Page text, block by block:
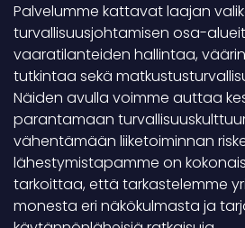
Palvelumme kattavat laajan
turvallisuusjohtamisen osa-
vaaratilanteiden hallintaa,
tutkintaa sekä
Näiden avulla voimme auttaa
parantamaan
vähentämään liiketoiminnan
lähestymistapamme on
tarkoittaa, että tarkastelemme
monesta eri näkökulmasta ja